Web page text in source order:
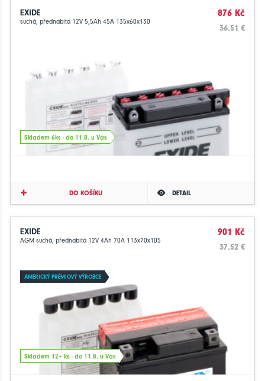
EXIDE
suchá, přednabitá 12V 5,5Ah 45A 135x60x130
876 Kč
36.51 €
Skladem 6ks - do 11.8. u Vás
DO KOŠÍKU DETAIL
EXIDE
AGM suchá, přednabitá 12V 4Ah 70A 113x70x105
901 Kč
37.52 €
AMERICKÝ PRÉMIOVÝ VÝROBCE
Skladem 12+ ks - do 11.8. u Vás